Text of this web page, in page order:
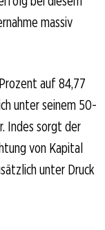
massiv
auf 84,77
unter seinem 50-
Indes sorgt der
von Kapital
unter Druck